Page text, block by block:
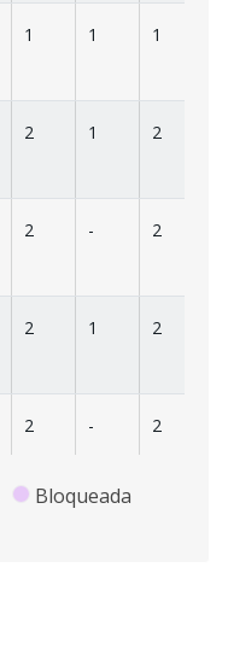
1 1 1
2 1 2
2 - 2
2 1 2
2 - 2
Bloqueada